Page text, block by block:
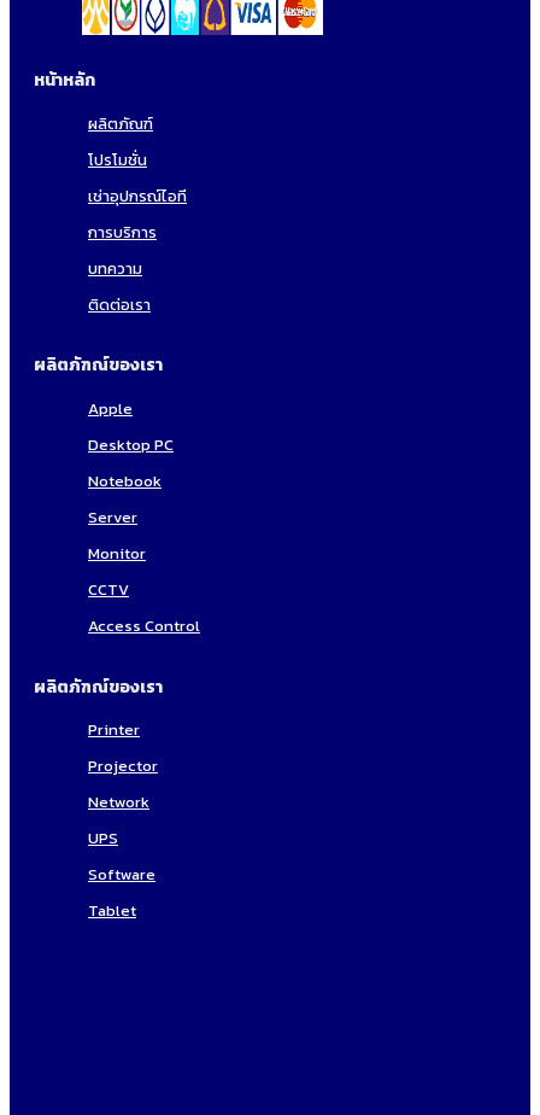
หน้าหลัก
ผลิตภัณฑ์
โปรโมชั่น
เช่าอุปกรณ์ไอที
การบริการ
บทความ
ติดต่อเรา
ผลิตภัฑณ์ของเรา
Apple
Desktop PC
Notebook
Server
Monitor
CCTV
Access Control
ผลิตภัฑณ์ของเรา
Printer
Projector
Network
UPS
Software
Tablet